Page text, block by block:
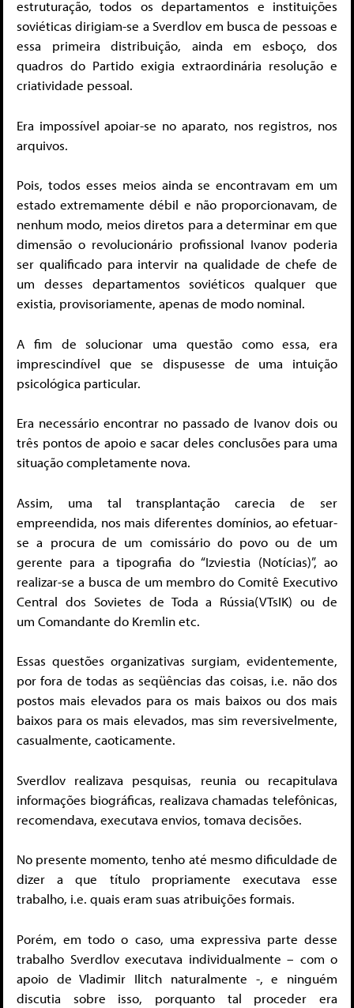
estruturação, todos os departamentos e instituições
soviéticas dirigiam-se a Sverdlov em busca de pessoas e
essa primeira distribuição, ainda em esboço, dos
quadros do Partido exigia extraordinária resolução e
criatividade pessoal.
Era impossível apoiar-se no aparato, nos registros, nos
arquivos.
Pois, todos esses meios ainda se encontravam em um
estado extremamente débil e não proporcionavam, de
nenhum modo, meios diretos para a determinar em que
dimensão o revolucionário profissional Ivanov poderia
ser qualificado para intervir na qualidade de chefe de
um desses departamentos soviéticos qualquer que
existia, provisoriamente, apenas de modo nominal.
A fim de solucionar uma questão como essa, era
imprescindível que se dispusesse de uma intuição
psicológica particular.
Era necessário encontrar no passado de Ivanov dois ou
três pontos de apoio e sacar deles conclusões para uma
situação completamente nova.
Assim, uma tal transplantação carecia de ser
empreendida, nos mais diferentes domínios, ao efetuar-
se a procura de um comissário do povo ou de um
gerente para a tipografia do “Izviestia (Notícias)”, ao
realizar-se a busca de um membro do Comitê Executivo
Central dos Sovietes de Toda a Rússia(VTsIK) ou de
um Comandante do Kremlin etc.
Essas questões organizativas surgiam, evidentemente,
por fora de todas as seqüências das coisas, i.e. não dos
postos mais elevados para os mais baixos ou dos mais
baixos para os mais elevados, mas sim reversivelmente,
casualmente, caoticamente.
Sverdlov realizava pesquisas, reunia ou recapitulava
informações biográficas, realizava chamadas telefônicas,
recomendava, executava envios, tomava decisões.
No presente momento, tenho até mesmo dificuldade de
dizer a que título propriamente executava esse
trabalho, i.e. quais eram suas atribuições formais.
Porém, em todo o caso, uma expressiva parte desse
trabalho Sverdlov executava individualmente – com o
apoio de Vladimir Ilitch naturalmente -, e ninguém
discutia sobre isso, porquanto tal proceder era